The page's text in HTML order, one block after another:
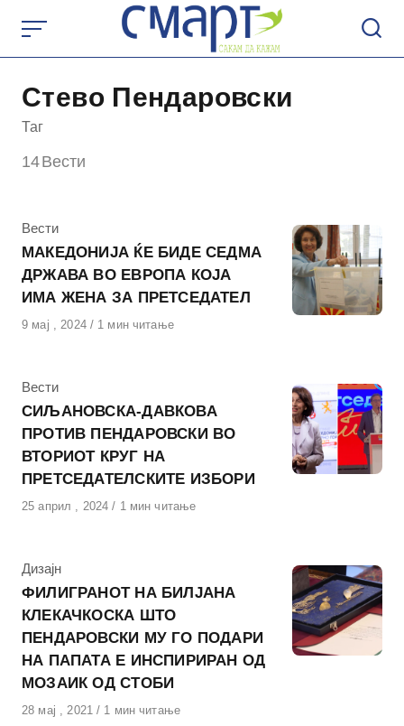
content
Стево Пендаровски
Таг
14Вести
КАтегорија
Вести
МАКЕДОНИЈА ЌЕ БИДЕ СЕДМА
ДРЖАВА ВО ЕВРОПА КОЈА
ИМА ЖЕНА ЗА ПРЕТСЕДАТЕЛ
Објавено
9 мај , 2024 1 мин читање
КАтегорија
Вести
СИЉАНОВСКА-ДАВКОВА
ПРОТИВ ПЕНДАРОВСКИ ВО
ВТОРИОТ КРУГ НА
ПРЕТСЕДАТЕЛСКИТЕ ИЗБОРИ
Објавено
25 април , 2024 1 мин читање
КАтегорија
Дизајн
ФИЛИГРАНОТ НА БИЛЈАНА
КЛЕКАЧКОСКА ШТО
ПЕНДАРОВСКИ МУ ГО ПОДАРИ
НА ПАПАТА Е ИНСПИРИРАН ОД
МОЗАИК ОД СТОБИ
Објавено
28 мај , 2021 1 мин читање